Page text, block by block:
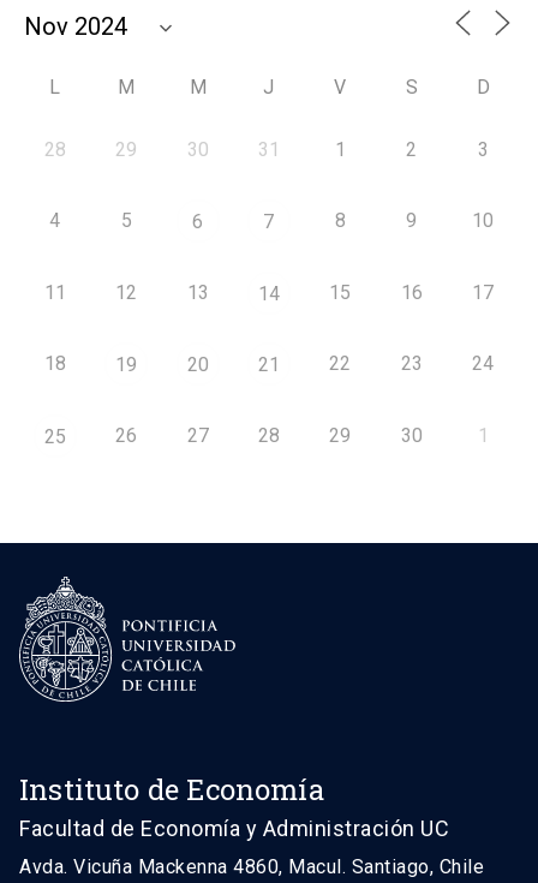
L M M J V S D
28 29 30 31 1 2 3
4 5 6 7 8 9 10
11 12 13 14 15 16 17
18 19 20 21 22 23 24
25 26 27 28 29 30 1
Instituto de Economía
Facultad de Economía y Administración UC
Avda. Vicuña Mackenna 4860, Macul. Santiago, Chile